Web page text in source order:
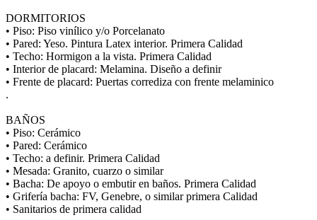
DORMITORIOS
• Piso: Piso vinílico y/o Porcelanato
• Pared: Yeso. Pintura Latex interior. Primera Calidad
• Techo: Hormigon a la vista. Primera Calidad
• Interior de placard: Melamina. Diseño a definir
• Frente de placard: Puertas corrediza con frente melaminico
.
BAÑOS
• Piso: Cerámico
• Pared: Cerámico
• Techo: a definir. Primera Calidad
• Mesada: Granito, cuarzo o similar
• Bacha: De apoyo o embutir en baños. Primera Calidad
• Grifería bacha: FV, Genebre, o similar primera Calidad
• Sanitarios de primera calidad